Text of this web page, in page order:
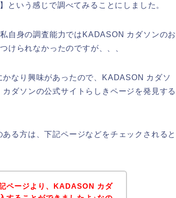
という感じで調べてみることにしました。
自身の調査能力ではKADASON カダソンのお
けられなかったのですが、、、
なり興味があったので、KADASON カダソ
ダソンの公式サイトらしきページを発見する
る方は、下記ページなどをチェックされると
ページより、KADASON カダ